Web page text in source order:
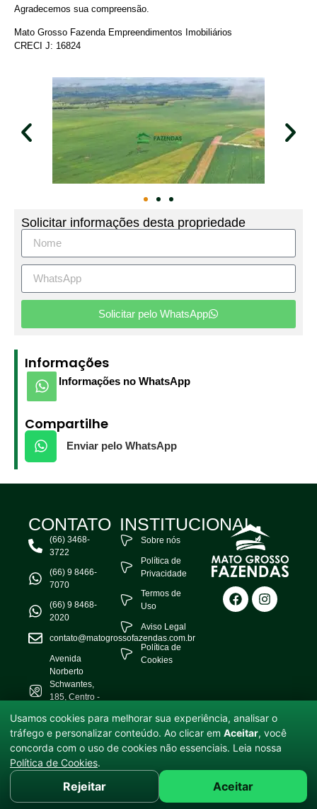
Agradecemos sua compreensão.
Mato Grosso Fazenda Empreendimentos Imobiliários
CRECI J: 16824
Solicitar informações desta propriedade
Solicitar pelo WhatsApp
Informações
Informações no WhatsApp
Compartilhe
Enviar pelo WhatsApp
CONTATO
(66) 3468-
3722
(66) 9 8466-
7070
(66) 9 8468-
2020
contato@matogrossofazendas.com.br
Avenida
Norberto
Schwantes,
185, Centro -
MT
INSTITUCIONAL
Sobre nós
Política de
Privacidade
Termos de
Uso
Aviso Legal
Política de
Cookies
Usamos cookies para melhorar sua experiência, analisar o
tráfego e personalizar conteúdo. Ao clicar em Aceitar, você
concorda com o uso de cookies não essenciais. Leia nossa
Política de Cookies.
Rejeitar Aceitar
Informações sujeitas a alterações sem aviso prévio. Valores e
disponibilidades devem ser confirmados com a equipe.